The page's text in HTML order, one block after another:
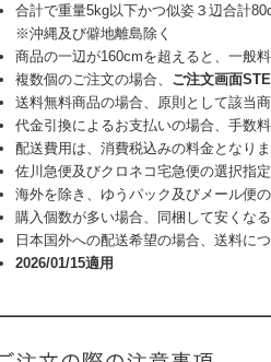
合計で重量5kg以下かつ似姿３辺合計
※沖縄及び僻地離島除く
商品の一辺が160cmを超えると、一般
複数個のご注文の場合、 ご注文画面
送料無料商品の場合、原則として該当
代金引換によるお支払いの場合、手数
配送費用は、消費税込みの料金となり
佐川急便及びクロネコ宅急便の選択指
海外を除き、ゆうパック及びメール便
購入個数が多い場合、同梱して安くな
日本国外への配送希望の場合、送料に
2026/01/15適用